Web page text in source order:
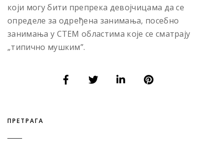
који могу бити препрека девојчицама да се
определе за одређена занимања, посебно
занимања у СТЕМ областима које се сматрају
„типично мушким”.
ПРЕТРАГА